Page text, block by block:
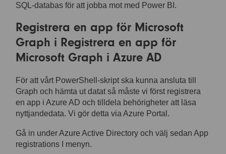
SQL-databas för att jobba mot med Power BI.
Registrera en app för Microsoft
Graph i Registrera en app för
Microsoft Graph i Azure AD
För att vårt PowerShell-skript ska kunna ansluta till
Graph och hämta ut datat så måste vi först registrera
en app i Azure AD och tilldela behörigheter att läsa
nyttjandedata. Vi gör detta via Azure Portal.
Gå in under Azure Active Directory och välj sedan App
registrations I menyn.